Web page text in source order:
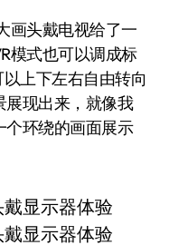
画头戴电视给了一
模式也可以调成标
上下左右自由转向
展现出来，就像我
个环绕的画面展示